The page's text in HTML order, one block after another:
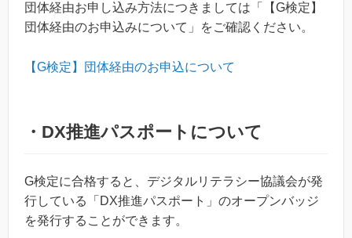
団体経由お申し込み方法につきましては「【G検定】
団体経由のお申込みについて」をご確認ください。
【G検定】団体経由のお申込について
・DX推進パスポートについて
G検定に合格すると、デジタルリテラシー協議会が発
行している「DX推進パスポート」のオープンバッジ
を発行することができます。